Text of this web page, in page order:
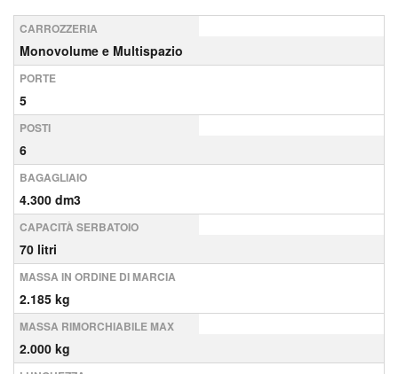
CARROZZERIA
Monovolume e Multispazio
PORTE
5
POSTI
6
BAGAGLIAIO
4.300 dm3
CAPACITÀ SERBATOIO
70 litri
MASSA IN ORDINE DI MARCIA
2.185 kg
MASSA RIMORCHIABILE MAX
2.000 kg